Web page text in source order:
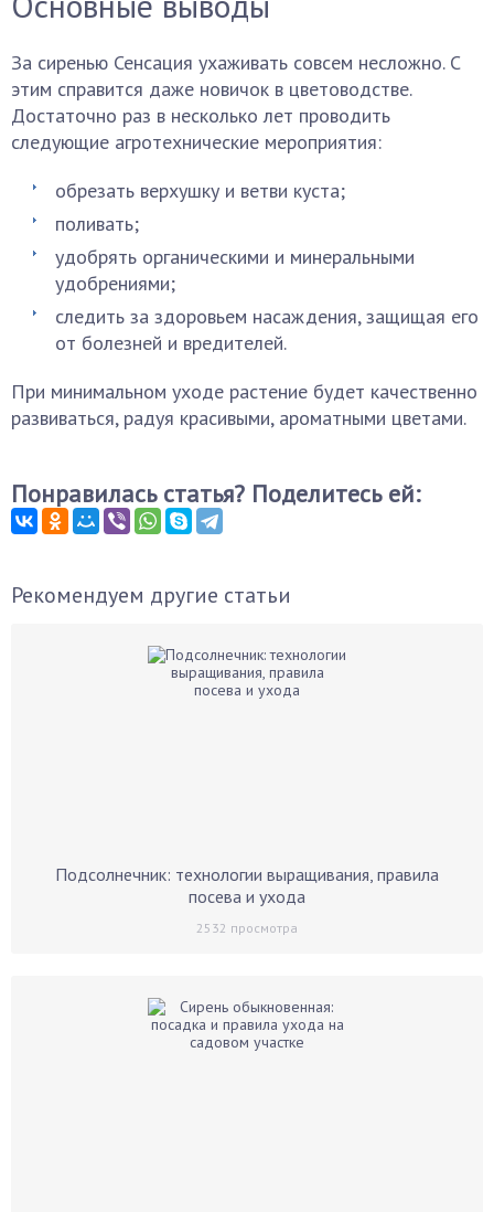
За сиренью Сенсация ухаживать совсем несложно. С
этим справится даже новичок в цветоводстве.
Достаточно раз в несколько лет проводить
следующие агротехнические мероприятия:
обрезать верхушку и ветви куста;
поливать;
удобрять органическими и минеральными
удобрениями;
следить за здоровьем насаждения, защищая его
от болезней и вредителей.
При минимальном уходе растение будет качественно
развиваться, радуя красивыми, ароматными цветами.
Понравилась статья? Поделитесь ей:
Рекомендуем другие статьи
Подсолнечник: технологии выращивания, правила
посева и ухода
2532 просмотра